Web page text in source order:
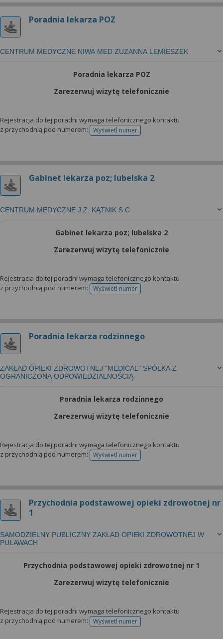
Poradnia lekarza POZ
CENTRUM MEDYCZNE NIWA MED ZUZANNA LEMIESZEK
Poradnia lekarza POZ
Zarezerwuj wizytę telefonicznie
Rejestracja do tej poradni wymaga telefonicznego kontaktu
z przychodnią pod numerem:
Wyświetl numertelefonu do rejestracji
Gabinet lekarza poz; lubelska 2
CENTRUM MEDYCZNE J.Z. KĄTNIK S.C.
Gabinet lekarza poz; lubelska 2
Zarezerwuj wizytę telefonicznie
Rejestracja do tej poradni wymaga telefonicznego kontaktu
z przychodnią pod numerem:
Wyświetl numertelefonu do rejestracji
Poradnia lekarza rodzinnego
ZAKŁAD OPIEKI ZDROWOTNEJ "MEDICAL" SPÓŁKA Z
OGRANICZONĄ ODPOWIEDZIALNOŚCIĄ
Poradnia lekarza rodzinnego
Zarezerwuj wizytę telefonicznie
Rejestracja do tej poradni wymaga telefonicznego kontaktu
z przychodnią pod numerem:
Wyświetl numertelefonu do rejestracji
Przychodnia podstawowej opieki zdrowotnej nr
1
SAMODZIELNY PUBLICZNY ZAKŁAD OPIEKI ZDROWOTNEJ W
PUŁAWACH
Przychodnia podstawowej opieki zdrowotnej nr 1
Zarezerwuj wizytę telefonicznie
Rejestracja do tej poradni wymaga telefonicznego kontaktu
z przychodnią pod numerem:
Wyświetl numertelefonu do rejestracji